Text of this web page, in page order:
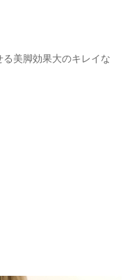
美脚効果大のキレイな